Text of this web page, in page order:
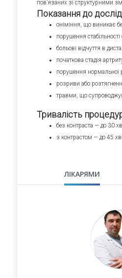
пов’язаних зі структурними
Показання до
оніміння, що виникає
порушення стабільності
больові відчуття в
початкова стадія
порушення нормальної
розриви або
травми, що
Тривалість
без контраста — до 30
з контрастом — до 45
ЛІКАРЯМИ